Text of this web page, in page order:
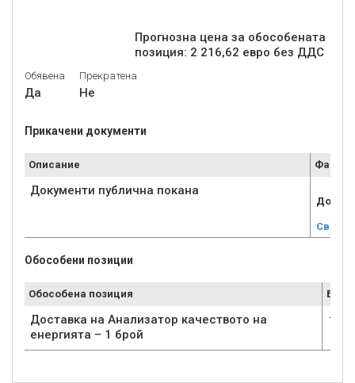
Прогнозна цена за обособената
позиция: 2 216,62 евро без ДДС
Обявена
Да
Прекратена
Не
Прикачени документи
Описание Файл
Документи публична покана
Свали
Обособени позиции
Обособена позиция Брой
Доставка на Анализатор качеството на
енергията – 1 брой
1